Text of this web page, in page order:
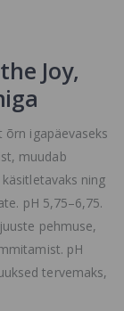
Joy,
igapäevaseks
muudab
ning
pH 5,75–6,75.
pehmuse,
pH
tervemaks,